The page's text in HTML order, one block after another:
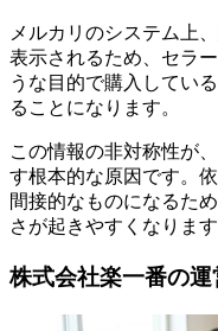
メルカリのシステム上
表示されるため、セラ
うな目的で購入してい
ることになります。
この情報の非対称性が
す根本的な原因です。
間接的なものになるた
さが起きやすくなります
株式会社楽一番の